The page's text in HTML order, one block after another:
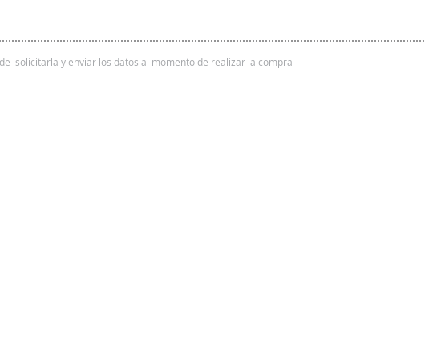
solicitarla y enviar los datos al momento de realizar la compra